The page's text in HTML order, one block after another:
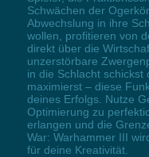
Schwächen der
Abwechslung in ihre
wollen, profitieren von
direkt über die
unzerstörbare
in die Schlacht
maximierst – diese
deines Erfolgs. Nutze
Optimierung zu
erlangen und die
War: Warhammer III
für deine Kreativität.